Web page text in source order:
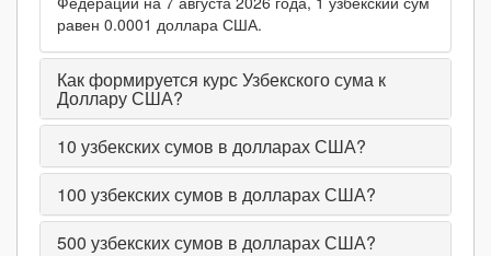
равен 0.0001 доллара США.
Как формируется курс Узбекского сума к
Доллару США?
10 узбекских сумов в долларах США?
100 узбекских сумов в долларах США?
500 узбекских сумов в долларах США?